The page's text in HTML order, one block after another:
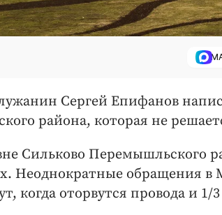
Сергей Епифанов
района, которая не
Сильково Перемышльского
Неоднократные обращения
когда оторвутся провода и 1/3